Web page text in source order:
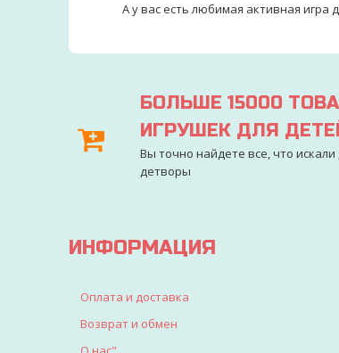
⠀⠀А у вас есть любимая активная игра
БОЛЬШЕ 15000
ИГРУШЕК ДЛЯ
Вы точно найдете все, что искали
детворы
ИНФОРМАЦИЯ
Оплата и доставка
Возврат и обмен